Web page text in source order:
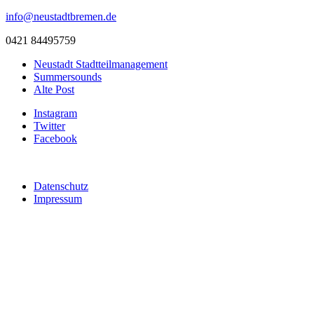
info@neustadtbremen.de
0421 84495759
Neustadt Stadtteilmanagement
Summersounds
Alte Post
Instagram
Twitter
Facebook
Datenschutz
Impressum